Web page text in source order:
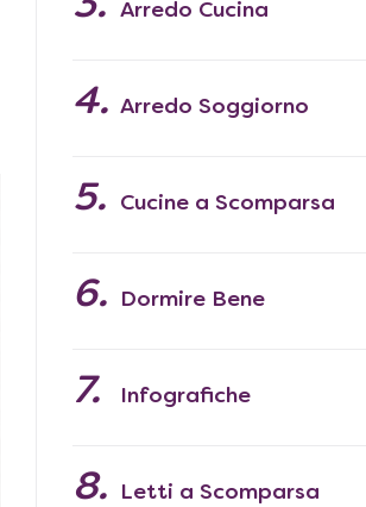
Arredo Cucina
Arredo Soggiorno
Cucine a Scomparsa
Dormire Bene
Infografiche
Letti a Scomparsa